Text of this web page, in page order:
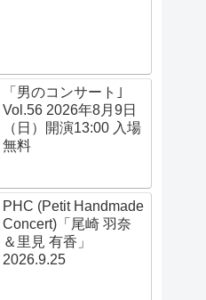
「男のコンサート｣
Vol.56 2026年8月9日
（日）開演13:00 入場
無料
PHC (Petit Handmade
Concert)「尾崎 羽奈
＆里見 有香」
2026.9.25